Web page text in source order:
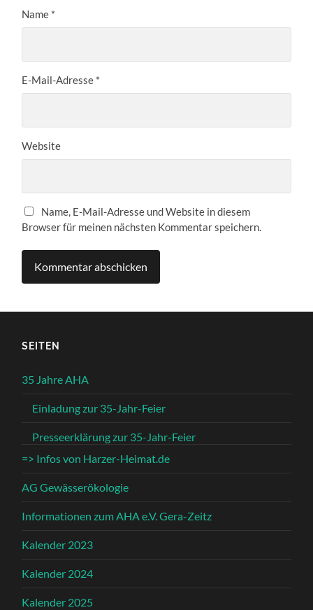
Name *
E-Mail-Adresse *
Website
Name, E-Mail-Adresse und Website in diesem
Browser für meinen nächsten Kommentar speichern.
SEITEN
35 Jahre AHA
Einladung zur 35-Jahr-Feier
Presseerklärung zur 35-Jahr-Feier
=> Infos von Harzer-Heimat.de
AG Gewässerökologie
Informationen zum AHA e.V. Gera-Zeitz
Kalender 2023
Kalender 2024
Kalender 2025